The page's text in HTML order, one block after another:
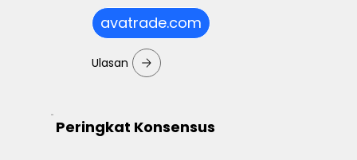
avatrade.com
Ulasan
Peringkat Konsensus